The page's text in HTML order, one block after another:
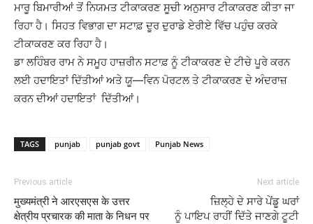
ਮਾਰੂ ਬਿਮਾਰੀਆਂ ਤੋਂ ਨਿਯਮਤ ਟੀਕਾਕਰਣ ਸੂਚੀ ਅਨੁਸਾਰ ਟੀਕਾਕਰਣ ਕੀਤਾ ਜਾ
ਰਿਹਾ ਹੈ। ਸਿਹਤ ਵਿਭਾਗ ਦਾ ਸਟਾਫ਼ ਦੂਰ ਦੁਰਾਡੇ ਏਰੀਏ ਵਿੱਚ ਪਹੁੰਚ ਕਰਕੇ
ਟੀਕਾਕਰਣ ਕਰ ਰਿਹਾ ਹੈ।
ਡਾ ਲਹਿੰਬਰ ਰਾਮ ਨੇ ਸਮੂਹ ਹਾਜ਼ਰੀਨ ਸਟਾਫ਼ ਨੂੰ ਟੀਕਾਕਰਣ ਦੇ ਟੀਚੇ ਪੂਰੇ ਕਰਨ
ਲਈ ਹਦਾਇਤਾਂ ਦਿੱਤੀਆਂ ਅਤੇ ਯੂ—ਵਿਨ ਪੋਰਟਲ ਤੇ ਟੀਕਾਕਰਣ ਦੇ ਅੰਦਰਾਜ਼
ਕਰਨ ਦੀਆਂ ਹਦਾਇਤਾਂ ਦਿੱਤੀਆਂ।
TAGS punjab punjab govt Punjab News
Previous article
मुख्यमंत्री ने आरएसएस के उत्तर
क्षेत्रीय प्रचारक की माता के निधन पर
Next article
ਜ਼ਿਲ੍ਹੇ ਦੇ ਸਾਰੇ ਪੇਂਡੂ ਘਰਾਂ
ਨੂੰ ਪਾਇਪ ਰਾਹੀਂ ਦਿੱਤੇ ਜਾਣਗੇ ਟੂਟੀ